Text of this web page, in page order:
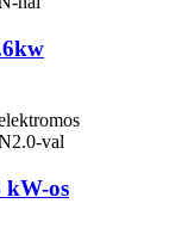
kW-os